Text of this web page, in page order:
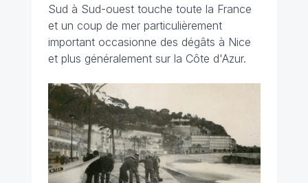
Sud à Sud-ouest touche toute la France
et un coup de mer particulièrement
important occasionne des dégâts à Nice
et plus généralement sur la Côte d'Azur.